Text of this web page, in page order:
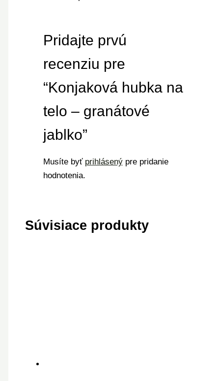
Pridajte prvú
recenziu pre
“Konjaková hubka na
telo – granátové
jablko”
Musíte byť prihlásenýpre pridanie
hodnotenia.
Súvisiace produkty